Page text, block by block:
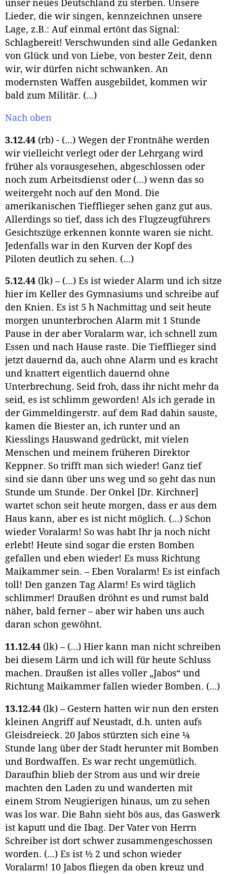
unser neues Deutschland zu sterben. Unsere
Lieder, die wir singen, kennzeichnen unsere
Lage, z.B.: Auf einmal ertönt das Signal:
Schlagbereit! Verschwunden sind alle Gedanken
von Glück und von Liebe, von bester Zeit, denn
wir, wir dürfen nicht schwanken. An
modernsten Waffen ausgebildet, kommen wir
bald zum Militär. (...)
Nach oben
3.12.44 (rb) - (...) Wegen der Frontnähe werden
wir vielleicht verlegt oder der Lehrgang wird
früher als vorausgesehen, abgeschlossen oder
noch zum Arbeitsdienst oder (...) wenn das so
weitergeht noch auf den Mond. Die
amerikanischen Tiefflieger sehen ganz gut aus.
Allerdings so tief, dass ich des Flugzeugführers
Gesichtszüge erkennen konnte waren sie nicht.
Jedenfalls war in den Kurven der Kopf des
Piloten deutlich zu sehen. (...)
5.12.44 (lk) – (...) Es ist wieder Alarm und ich sitze
hier im Keller des Gymnasiums und schreibe auf
den Knien. Es ist 5 h Nachmittag und seit heute
morgen ununterbrochen Alarm mit 1 Stunde
Pause in der aber Voralarm war, ich schnell zum
Essen und nach Hause raste. Die Tiefflieger sind
jetzt dauernd da, auch ohne Alarm und es kracht
und knattert eigentlich dauernd ohne
Unterbrechung. Seid froh, dass ihr nicht mehr da
seid, es ist schlimm geworden! Als ich gerade in
der Gimmeldingerstr. auf dem Rad dahin sauste,
kamen die Biester an, ich runter und an
Kiesslings Hauswand gedrückt, mit vielen
Menschen und meinem früheren Direktor
Keppner. So trifft man sich wieder! Ganz tief
sind sie dann über uns weg und so geht das nun
Stunde um Stunde. Der Onkel [Dr. Kirchner]
wartet schon seit heute morgen, dass er aus dem
Haus kann, aber es ist nicht möglich. (...) Schon
wieder Voralarm! So was habt Ihr ja noch nicht
erlebt! Heute sind sogar die ersten Bomben
gefallen und eben wieder! Es muss Richtung
Maikammer sein. – Eben Voralarm! Es ist einfach
toll! Den ganzen Tag Alarm! Es wird täglich
schlimmer! Draußen dröhnt es und rumst bald
näher, bald ferner – aber wir haben uns auch
daran schon gewöhnt.
11.12.44 (lk) – (...) Hier kann man nicht schreiben
bei diesem Lärm und ich will für heute Schluss
machen. Draußen ist alles voller „Jabos“ und
Richtung Maikammer fallen wieder Bomben. (...)
13.12.44 (lk) – Gestern hatten wir nun den ersten
kleinen Angriff auf Neustadt, d.h. unten aufs
Gleisdreieck. 20 Jabos stürzten sich eine ¼
Stunde lang über der Stadt herunter mit Bomben
und Bordwaffen. Es war recht ungemütlich.
Daraufhin blieb der Strom aus und wir dreie
machten den Laden zu und wanderten mit
einem Strom Neugierigen hinaus, um zu sehen
was los war. Die Bahn sieht bös aus, das Gaswerk
ist kaputt und die Ibag. Der Vater von Herrn
Schreiber ist dort schwer zusammengeschossen
worden. (...) Es ist ½ 2 und schon wieder
Voralarm! 10 Jabos fliegen da oben kreuz und